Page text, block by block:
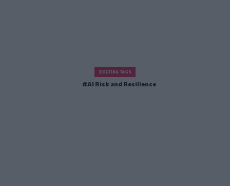
ΣΧΕΤΙΚΆ TAGS
AI Risk and Resilience